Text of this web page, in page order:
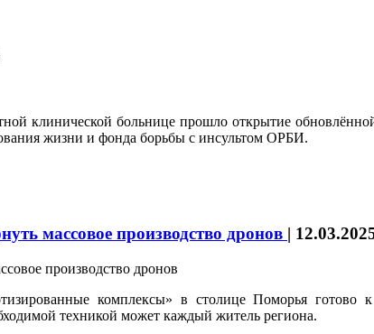
клинической больнице прошло открытие
жизни и фонда борьбы с инсультом ОРБИ.
массовое производство дронов |
комплексы» в столице Поморья готово
техникой может каждый житель региона.